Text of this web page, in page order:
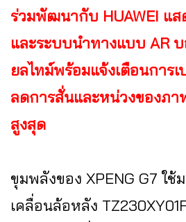
ร่วมพัฒนากับ HUAWEI แ
และระบบนำทางแบบ AR
ยลไทม์พร้อมแจ้งเตือนการ
ลดการสั่นและหน่วงของภา
สูงสุด
ขุมพลังของ XPENG G7 ใช้
เคลื่อนล้อหลัง